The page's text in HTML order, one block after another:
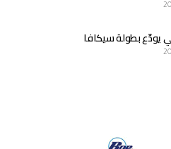
يودّع بطولة سيكافا